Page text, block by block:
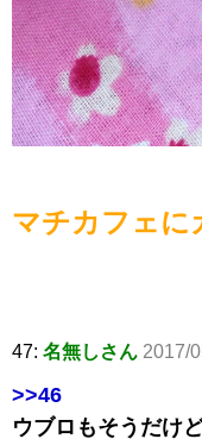
マチカフェに
47: 名無しさん 2017/
>>46
ウブロもそうだけ